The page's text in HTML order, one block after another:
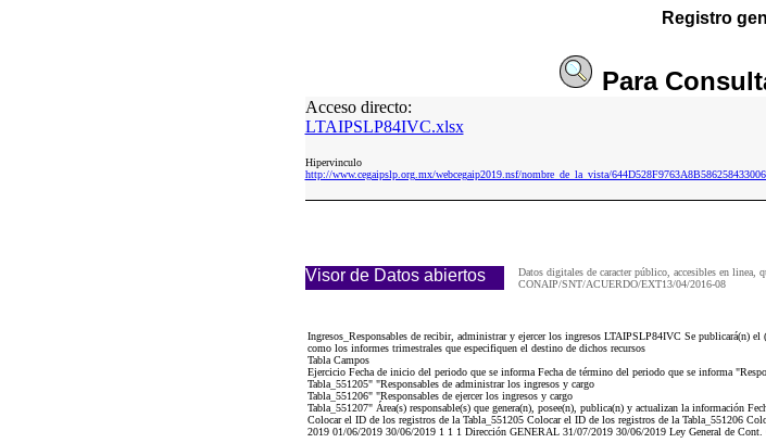
Registro
Para
Acceso directo:
LTAIPSLP84IVC.xlsx
Hipervinculo
http://www.cegaipslp.org.mx/webcegaip2019.nsf/nombre_de_la_vista/
Visor de Datos abiertos
Datos digitales de caracter público, accesibles en linea,
CONAIP/SNT/ACUERDO/EXT13/04/2016-08
Ingresos_Responsables de recibir, administrar y ejercer los ingresos LTAIPSLP84IVC Se publicará(n)
como los informes trimestrales que especifiquen el destino de dichos recursos
Tabla Campos
Ejercicio Fecha de inicio del periodo que se informa Fecha de término del periodo que se informa
Tabla_551205" "Responsables de administrar los ingresos y cargo
Tabla_551206" "Responsables de ejercer los ingresos y cargo
Tabla_551207" Área(s) responsable(s) que genera(n), posee(n), publica(n) y actualizan la información
Colocar el ID de los registros de la Tabla_551205 Colocar el ID de los registros de la Tabla_551206
2019 01/06/2019 30/06/2019 1 1 1 Dirección GENERAL 31/07/2019 30/06/2019 Ley General de